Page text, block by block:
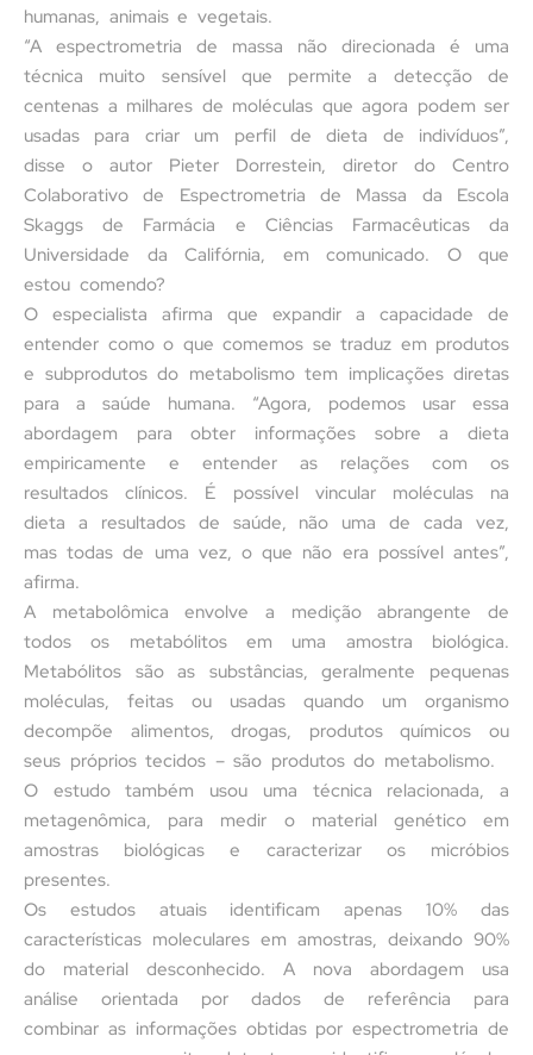
humanas, animais e vegetais.
“A espectrometria de massa não direcionada é uma
técnica muito sensível que permite a detecção de
centenas a milhares de moléculas que agora podem ser
usadas para criar um perfil de dieta de indivíduos”,
disse o autor Pieter Dorrestein, diretor do Centro
Colaborativo de Espectrometria de Massa da Escola
Skaggs de Farmácia e Ciências Farmacêuticas da
Universidade da Califórnia, em comunicado. O que
estou comendo?
O especialista afirma que expandir a capacidade de
entender como o que comemos se traduz em produtos
e subprodutos do metabolismo tem implicações diretas
para a saúde humana. “Agora, podemos usar essa
abordagem para obter informações sobre a dieta
empiricamente e entender as relações com os
resultados clínicos. É possível vincular moléculas na
dieta a resultados de saúde, não uma de cada vez,
mas todas de uma vez, o que não era possível antes”,
afirma.
A metabolômica envolve a medição abrangente de
todos os metabólitos em uma amostra biológica.
Metabólitos são as substâncias, geralmente pequenas
moléculas, feitas ou usadas quando um organismo
decompõe alimentos, drogas, produtos químicos ou
seus próprios tecidos – são produtos do metabolismo.
O estudo também usou uma técnica relacionada, a
metagenômica, para medir o material genético em
amostras biológicas e caracterizar os micróbios
presentes.
Os estudos atuais identificam apenas 10% das
características moleculares em amostras, deixando 90%
do material desconhecido. A nova abordagem usa
análise orientada por dados de referência para
combinar as informações obtidas por espectrometria de